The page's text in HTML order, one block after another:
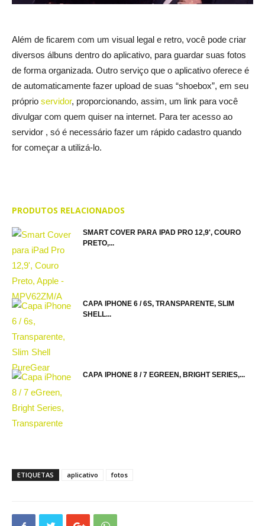
Além de ficarem com um visual legal e retro, você pode criar
diversos álbuns dentro do aplicativo, para guardar suas fotos
de forma organizada. Outro serviço que o aplicativo oferece é
de automaticamente fazer upload de suas “shoebox”, em seu
próprio servidor, proporcionando, assim, um link para você
divulgar com quem quiser na internet. Para ter acesso ao
servidor , só é necessário fazer um rápido cadastro quando
for começar a utilizá-lo.
PRODUTOS RELACIONADOS
SMART COVER PARA IPAD PRO 12,9', COURO
PRETO,...
CAPA IPHONE 6 / 6S, TRANSPARENTE, SLIM
SHELL...
CAPA IPHONE 8 / 7 EGREEN, BRIGHT SERIES,...
ETIQUETAS aplicativo fotos